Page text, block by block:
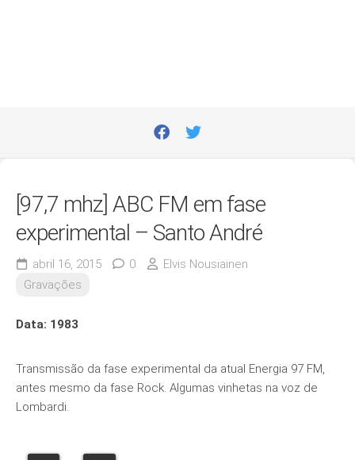
[97,7 mhz] ABC FM em fase
experimental – Santo André
abril 16, 2015 0
Elvis Nousiainen
Gravações
Data: 1983
Transmissão da fase experimental da atual Energia 97 FM,
antes mesmo da fase Rock. Algumas vinhetas na voz de
Lombardi.